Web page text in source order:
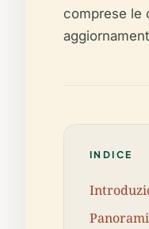
comprese le
INDICE